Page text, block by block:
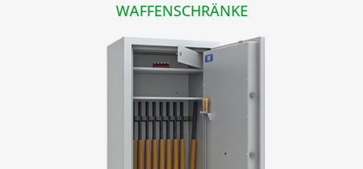
WAFFENSCHRÄNKE